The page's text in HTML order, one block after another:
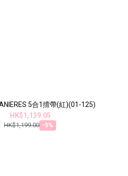
5合1揹帶(紅)(01-125)
HK$1,139.05
HK$1,199.00 -5%